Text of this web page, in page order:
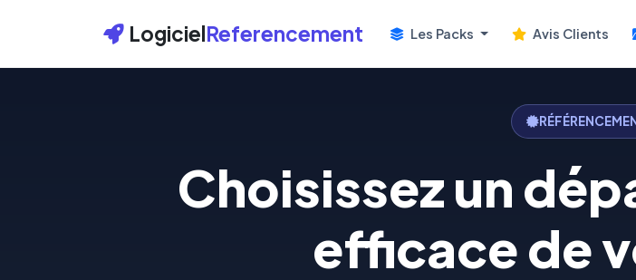
LogicielReferencement Les Packs Avis Clients
Choisissez un
efficace de